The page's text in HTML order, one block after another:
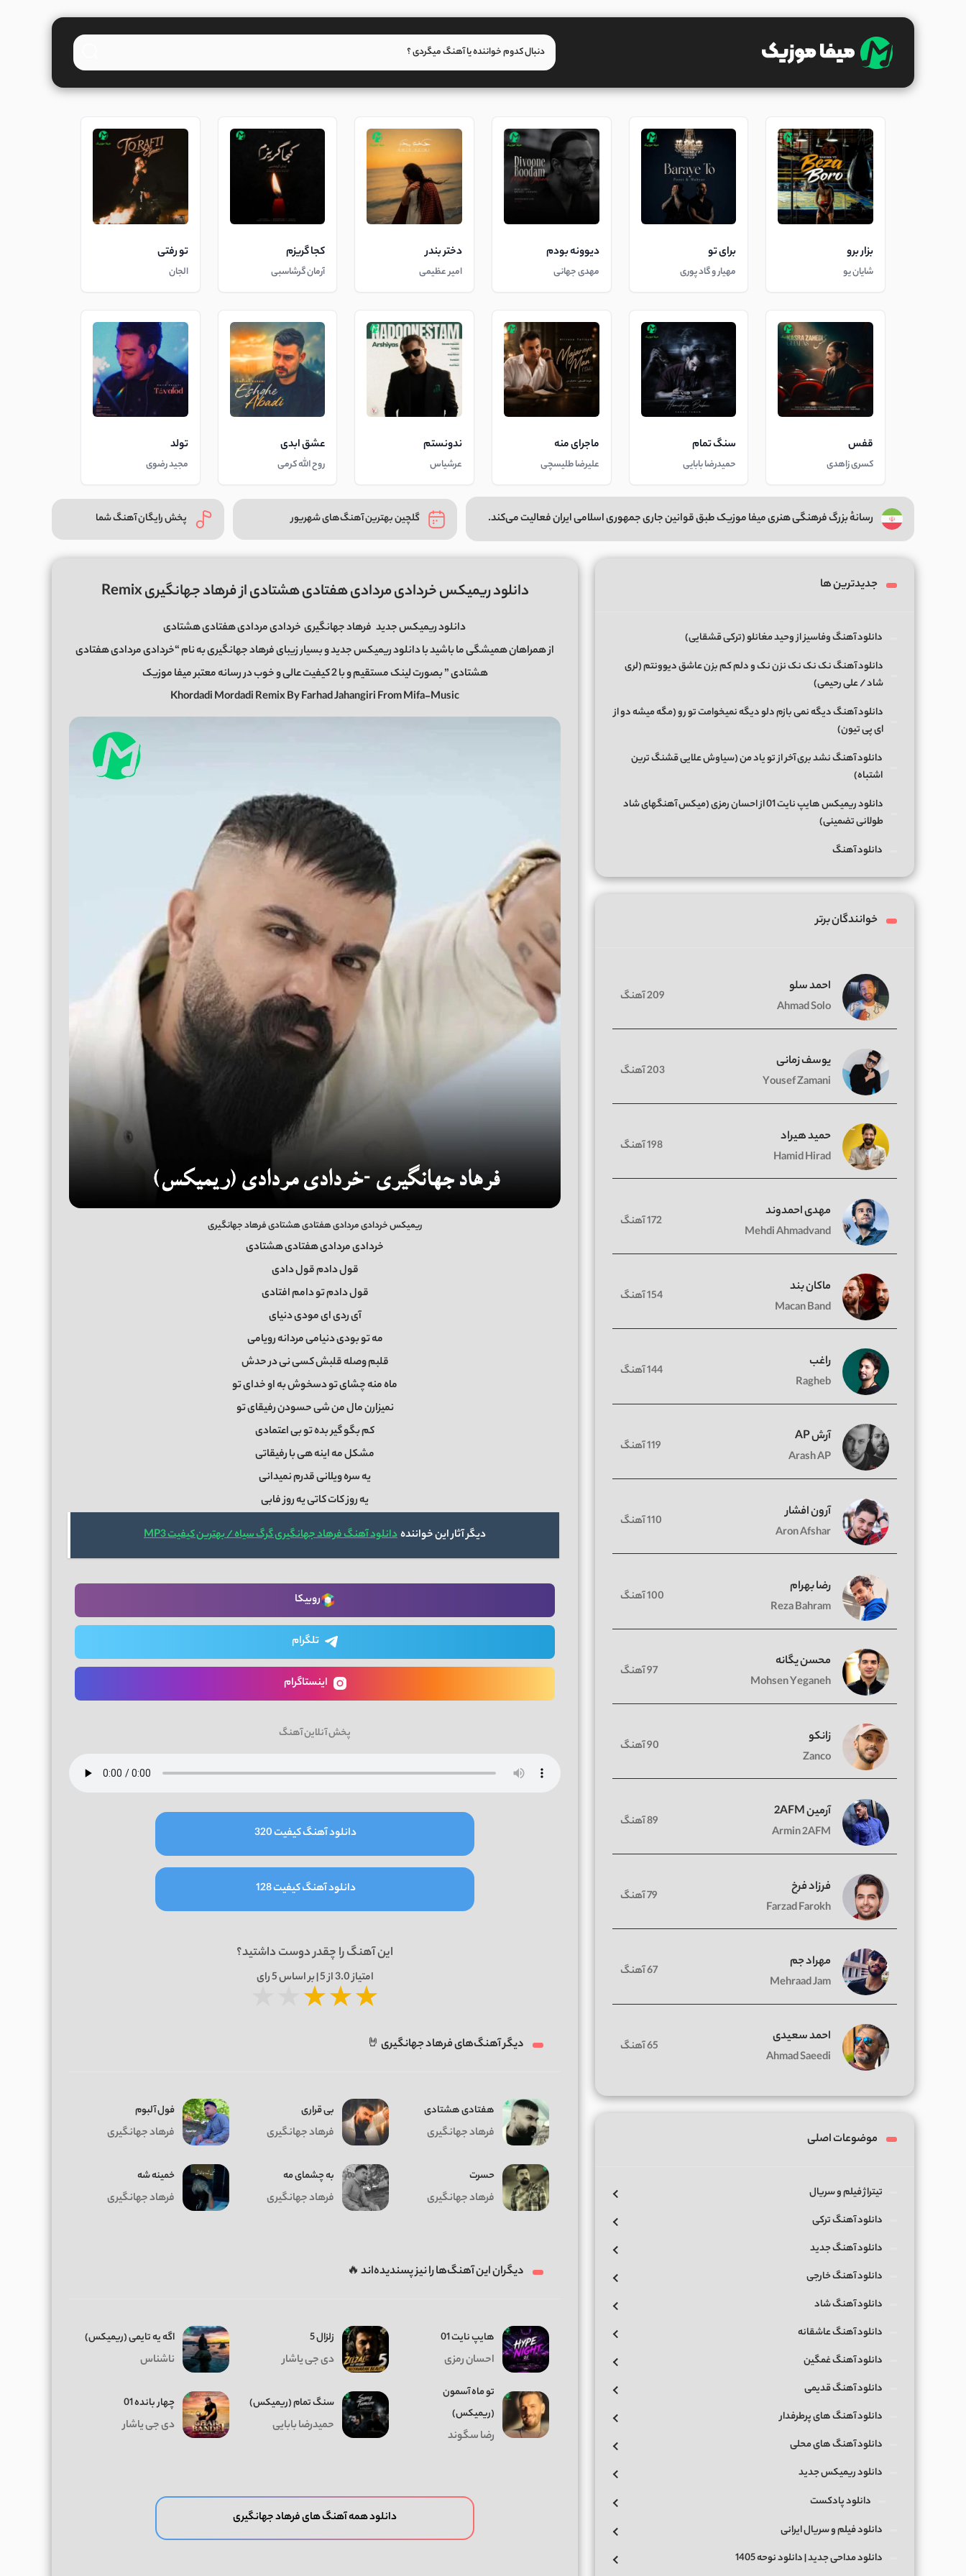
بزار برو
شایان یو
برای تو
مهیار و گاد پوری
دیوونه بودم
مهدی جهانی
دختر بندر
امیر عظیمی
کجا گریزم
آرمان گرشاسبی
تو رفتی
الجان
قفس
کسری زاهدی
سنگ تمام
حمیدرضا بابایی
ماجرای منه
علیرضا طلیسچی
ندونستم
عرشیاس
عشق ابدی
روح الله کرمی
تولد
مجید رضوی
رسانهٔ بزرگ فرهنگی هنری میفا موزیک طبق قوانین جاری جمهوری اسلامی ایران فعالیت می‌کند. گلچین بهترین آهنگ‌های شهریور پخش رایگان آهنگ شما
دانلود ریمیکس خردادی مردادی هفتادی هشتادی از فرهاد جهانگیری Remix
دانلود ریمیکس جدید فرهاد جهانگیری خردادی مردادی هفتادی هشتادی
از همراهان همیشگی ما باشید با دانلود ریمیکس جدید و بسیار زیبای فرهاد جهانگیری به نام “خردادی مردادی هفتادی
هشتادی ” بصورت لینک مستقیم و با 2 کیفیت عالی و خوب در رسانه معتبر میفا موزیک
Khordadi Mordadi Remix By Farhad Jahangiri From Mifa-Music
ریمیکس خردادی مردادی هفتادی هشتادی فرهاد جهانگیری
خردادی مردادی هفتادی هشتادی
قول دادم قول دادی
قول دادم تو دامم افتادی
آی ردی ای مودی دنیای
مه تو بودی دنیامی مردانه رویامی
قلبم وصله قلبش کسی نی در حدش
ماه منه چشای تو دسخوش به او خدای تو
نمیزارن مال من شی حسودن رفیقای تو
کم بگو گیر بده تو بی اعتمادی
مشکل مه اینه هی با رفیقاتی
یه سره ویلانی قدرم نمیدانی
یه روز کات کاتی یه روز فابی
دیگر آثار این خوانندهدانلود آهنگ فرهاد جهانگیری گرگ سیاه / بهترین کیفیت MP3
روبیکا
تلگرام
اینستاگرام
پخش آنلاین آهنگ
دانلود آهنگ کیفیت 320
دانلود آهنگ کیفیت 128
این آهنگ را چقدر دوست داشتید؟
امتیاز3.0از 5 | بر اساس 5رای
★★★
دیگر آهنگ‌های فرهاد جهانگیری 🤘
هفتادی هشتادی
فرهاد جهانگیری
بی قراری
فرهاد جهانگیری
فول آلبوم
فرهاد جهانگیری
حسرت
فرهاد جهانگیری
به‌ چشمای‌ مه
فرهاد جهانگیری
خمینه شه
فرهاد جهانگیری
دیگران این آهنگ‌ها را نیز پسندیده‌اند 🔥
هایپ نایت 01
احسان رمزی
زلزال 5
دی جی یاشار
اگه یه تایمی (ریمیکس)
ناشناس
تو ماه آسمون
(ریمیکس)
رضا سگوند
سنگ تمام (ریمیکس)
حمیدرضا بابایی
چهار بانده 01
دی جی یاشار
دانلود همه آهنگ های فرهاد جهانگیری
جدیدترین ها
دانلود آهنگ وفاسیز از وحید مغانلو (ترکی قشقایی)
دانلود آهنگ نک نک نک نزن نک و دلم کم بزن عاشق دیوونتم (لری
شاد / علی رحیمی)
دانلود آهنگ دیگه نمی بازم دلو دیگه نمیخوامت تو رو (مگه میشه دو از
ای پی تیون)
دانلود آهنگ نشد بری آخر از تو یاد من (سیاوش علایی قشنگ ترین
اشتباه)
دانلود ریمیکس هایپ نایت 01 از احسان رمزی (میکس آهنگهای شاد
طولانی تضمینی)
دانلود آهنگ
خوانندگان برتر
احمد سلو
Ahmad Solo
209 آهنگ
یوسف زمانی
Yousef Zamani
203 آهنگ
حمید هیراد
Hamid Hirad
198 آهنگ
مهدی احمدوند
Mehdi Ahmadvand
172 آهنگ
ماکان بند
Macan Band
154 آهنگ
راغب
Ragheb
144 آهنگ
آرش AP
Arash AP
119 آهنگ
آرون افشار
Aron Afshar
110 آهنگ
رضا بهرام
Reza Bahram
100 آهنگ
محسن یگانه
Mohsen Yeganeh
97 آهنگ
زانکو
Zanco
90 آهنگ
آرمین 2AFM
Armin 2AFM
89 آهنگ
فرزاد فرخ
Farzad Farokh
79 آهنگ
مهراد جم
Mehraad Jam
67 آهنگ
احمد سعیدی
Ahmad Saeedi
65 آهنگ
موضوعات اصلی
تیتراژ فیلم و سریال
دانلود آهنگ ترکی
دانلود آهنگ جدید
دانلود آهنگ خارجی
دانلود آهنگ شاد
دانلود آهنگ عاشقانه
دانلود آهنگ غمگین
دانلود آهنگ قدیمی
دانلود آهنگ های پرطرفدار
دانلود آهنگ های محلی
دانلود ریمیکس جدید
دانلود پادکست
دانلود فیلم و سریال ایرانی
دانلود مداحی جدید | دانلود نوحه 1405